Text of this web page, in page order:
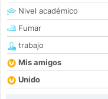
Nivel académico
Fumar
trabajo
Mis amigos
Unido